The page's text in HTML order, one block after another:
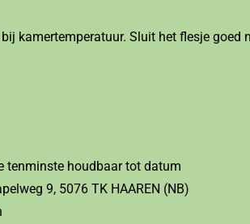
kamertemperatuur. Sluit het flesje
tenminste houdbaar tot datum
9, 5076 TK HAAREN (NB)